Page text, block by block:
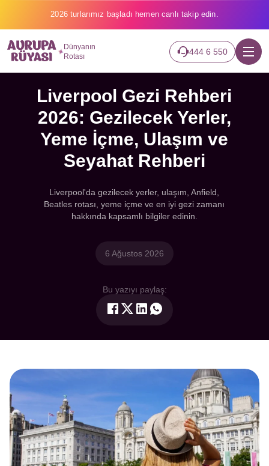
2026 turlarımız başladı hemen canlı takip edin.
Dünyanın
Rotası
444 6 550
Liverpool Gezi Rehberi
2026: Gezilecek Yerler,
Yeme İçme, Ulaşım ve
Seyahat Rehberi
Liverpool'da gezilecek yerler, ulaşım, Anfield,
Beatles rotası, yeme içme ve en iyi gezi zamanı
hakkında kapsamlı bilgiler edinin.
6 Ağustos 2026
Bu yazıyı paylaş: